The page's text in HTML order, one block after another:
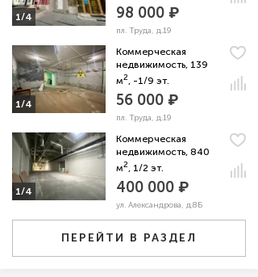
1/4 98 000 ₽
пл. Труда, д.19
1/4
Коммерческая
недвижимость, 139
м2, -1/9 эт.
56 000 ₽
пл. Труда, д.19
1/4
Коммерческая
недвижимость, 840
м2, 1/2 эт.
400 000 ₽
ул. Александрова, д.8Б
ПЕРЕЙТИ В РАЗДЕЛ